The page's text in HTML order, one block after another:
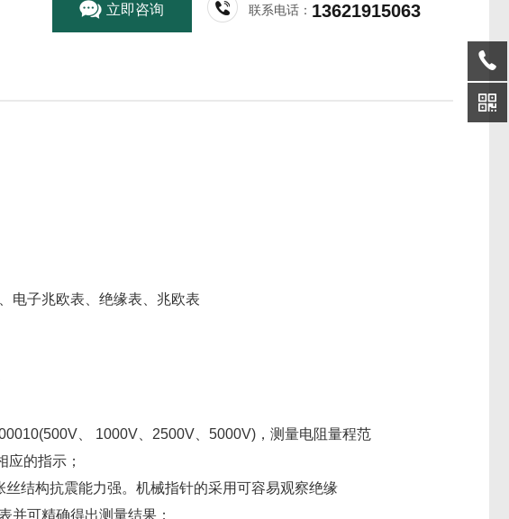
立即咨询 联系电话： 13621915063
电子兆欧表、绝缘表、兆欧表
、 1000V、2500V、5000V)，测量电阻量程范
的指示；
结构抗震能力强。机械指针的采用可容易观察绝缘
并可精确得出测量结果；